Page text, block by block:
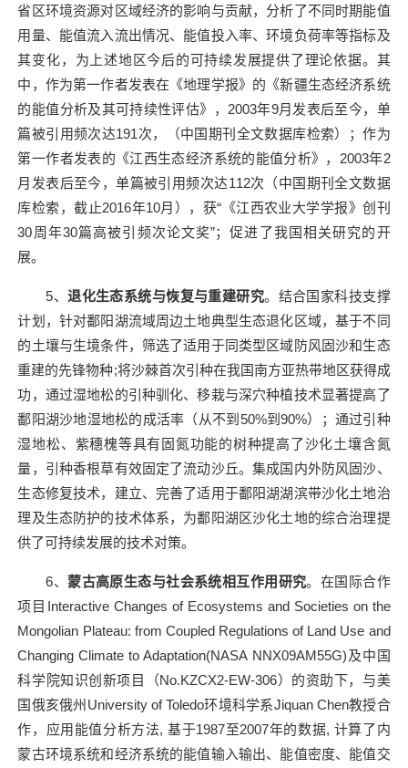
省区环境资源对区域经济的影响与贡献，分析了不同时期能值
用量、能值流入流出情况、能值投入率、环境负荷率等指标及
其变化，为上述地区今后的可持续发展提供了理论依据。其
中，作为第一作者发表在《地理学报》的《新疆生态经济系统
的能值分析及其可持续性评估》， 2003年9月发表后至今，单
篇被引用频次达191次，（中国期刊全文数据库检索）；作为
第一作者发表的《江西生态经济系统的能值分析》， 2003年2
月发表后至今，单篇被引用频次达112次（中国期刊全文数据
库检索，截止2016年10月），获“《江西农业大学学报》创刊
30周年30篇高被引频次论文奖”；促进了我国相关研究的开
展。
5、退化生态系统与恢复与重建研究。结合国家科技支撑
计划，针对鄱阳湖流域周边土地典型生态退化区域，基于不同
的土壤与生境条件，筛选了适用于同类型区域防风固沙和生态
重建的先锋物种;将沙棘首次引种在我国南方亚热带地区获得成
功，通过湿地松的引种驯化、移栽与深穴种植技术显著提高了
鄱阳湖沙地湿地松的成活率（从不到 50%到90%）；通过引种
湿地松、紫穗槐等具有固氮功能的树种提高了沙化土壤含氮
量，引种香根草有效固定了流动沙丘。集成国内外防风固沙、
生态修复技术，建立、完善了适用于鄱阳湖湖滨带沙化土地治
理及生态防护的技术体系，为鄱阳湖区沙化土地的综合治理提
供了可持续发展的技术对策。
6、 蒙古高原生态与社会系统相互作用研究。在国际合作
项目 Interactive Changes of Ecosystems and Societies on the
Mongolian Plateau: from Coupled Regulations of Land Use and
Changing Climate to Adaptation(NASA NNX09AM55G)及中国
科学院知识创新项目（No.KZCX2-EW-306）的资助下，与美
国俄亥俄州 University of Toledo环境科学系Jiquan Chen教授合
作，应用能值分析方法, 基于1987至2007年的数据, 计算了内
蒙古环境系统和经济系统的能值输入输出、能值密度、能值交